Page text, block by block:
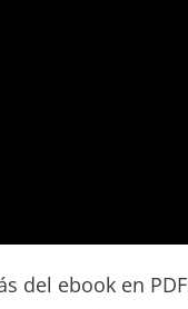
del ebook en